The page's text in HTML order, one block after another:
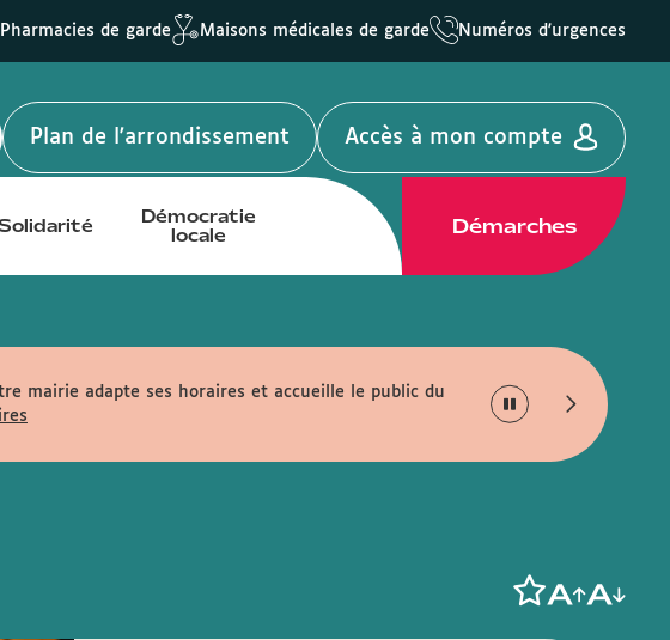
Pharmacies de garde Maisons médicales de garde Numéros d'urgences
Plan de l'arrondissement Accès à mon compte
Démocratie
locale
Démarches
mairie adapte ses horaires et accueille le public du